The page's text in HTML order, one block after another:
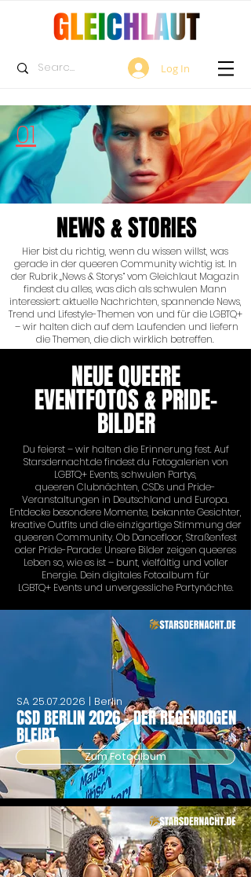
Log In
01
NEWS & STORIES
Hier bist du richtig, wenn du wissen willst, was
gerade in der queeren Community wichtig ist. In
der Rubrik „News & Storys“ vom Gleichlaut Magazin
findest du alles, was dich als schwulen Mann
interessiert: aktuelle Nachrichten, spannende News,
Trend und Lifestyle-Themen von und für die LGBTQ+
– wir halten dich auf dem Laufenden und liefern
die Themen, die dich wirklich betreffen.
NEUE QUEERE
EVENTFOTOS & PRIDE-
BILDER
Du feierst – wir halten die Erinnerung fest. Auf
Starsdernacht.de findest du Fotogalerien von
LGBTQ+ Events, schwulen Partys,
queeren Clubnächten, CSDs und Pride-
Veranstaltungen in Deutschland und Europa.
Entdecke besondere Momente, bekannte Gesichter,
kreative Outfits und die einzigartige Stimmung der
queeren Community. Ob Dancefloor, Straßenfest
oder Pride-Parade: Unsere Bilder zeigen queeres
Leben so, wie es ist – bunt, vielfältig und voller
Energie. Dein digitales Fotoalbum für
LGBTQ+ Events und unvergessliche Partynächte.
CSD BERLIN 2026 - DER REGENBOGEN
BLEIBT
SA 25.07.2026 | Berlin
Zum Fotoalbum